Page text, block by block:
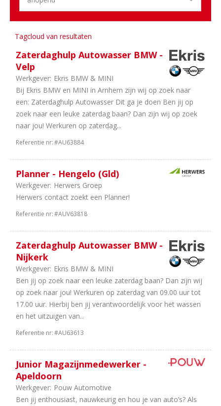
Leasing
Internationaal
Onderdelen
en
Caravan
Aantal
uren
40
overleg
uur
32
24
uur
38
uur
16
uur
uur
Tagcloud van resultaten
Zaterdaghulp Autowasser BMW -
Velp
Werkgever: Ekris BMW & MINI
Bij Ekris BMW en MINI in Arnhem zijn wij op zoek naar
een: Zaterdaghulp Autowasser Dit ga je doen Ben jij op
zoek naar een leuke zaterdag baan? Dan zijn wij op zoek
naar jou! Werkuren op zaterdag...
Referentie nr:#AU63884
Planner - Hengelo (Gld)
Werkgever: Herwers Groep
Herwers contact zoekt een Planner!
Referentie nr:#AUV63818
Zaterdaghulp Autowasser BMW -
Nijkerk
Werkgever: Ekris BMW & MINI
Ben jij op zoek naar een leuke zaterdag baan? Dan zijn wij
op zoek naar jou! Werkuren op zaterdag van 09.00 uur tot
17.00 uur. Hierbij ben jij verantwoordelijk voor het wassen
en het uitzuigen van...
Referentie nr:#AU63613
Junior Magazijnmedewerker -
Apeldoorn
Werkgever: Pouw Automotive
Ben jij enthousiast, nauwkeurig en hou je van auto’s? Als